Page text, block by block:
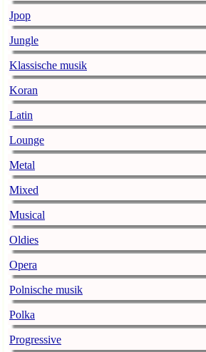
Jpop
Jungle
Klassische musik
Koran
Latin
Lounge
Metal
Mixed
Musical
Oldies
Opera
Polnische musik
Polka
Progressive